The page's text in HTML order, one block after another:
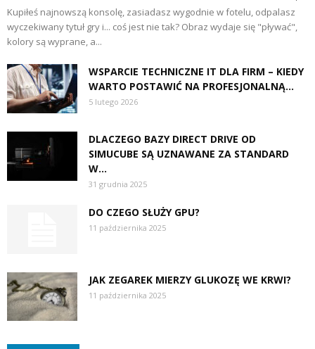
Kupiłeś najnowszą konsolę, zasiadasz wygodnie w fotelu, odpalasz
wyczekiwany tytuł gry i... coś jest nie tak? Obraz wydaje się "pływać",
kolory są wyprane, a...
WSPARCIE TECHNICZNE IT DLA FIRM – KIEDY
WARTO POSTAWIĆ NA PROFESJONALNĄ...
5 lutego 2026
DLACZEGO BAZY DIRECT DRIVE OD
SIMUCUBE SĄ UZNAWANE ZA STANDARD
W...
31 grudnia 2025
DO CZEGO SŁUŻY GPU?
11 października 2025
JAK ZEGAREK MIERZY GLUKOZĘ WE KRWI?
11 października 2025